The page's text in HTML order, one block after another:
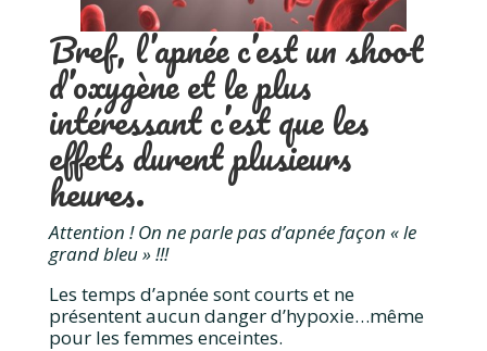
Bref, l’apnée c’est un shoot
d’oxygène et le plus
intéressant c’est que les
effets durent plusieurs
heures.
Attention ! On ne parle pas d’apnée façon « le
grand bleu » !!!
Les temps d’apnée sont courts et ne
présentent aucun danger d’hypoxie…même
pour les femmes enceintes.